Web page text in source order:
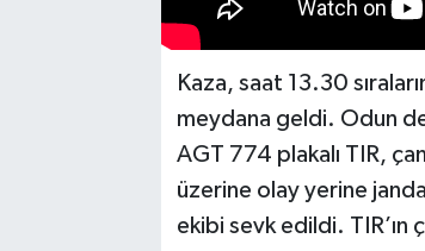
Kaza, saat 13.30
meydana geldi. Odun
AGT 774 plakalı TIR,
üzerine olay yerine
ekibi sevk edildi. TIR’ın